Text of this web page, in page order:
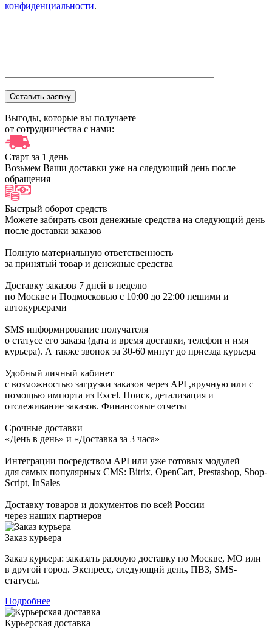
конфиденциальности.
Выгоды, которые вы получаете
от сотрудничества с нами:
Старт за 1 день
Возьмем Ваши доставки уже на следующий день после
обращения
Быстрый оборот средств
Можете забирать свои денежные средства на следующий день
после доставки заказов
Полную материальную ответственность
за принятый товар и денежные средства
Доставку заказов 7 дней в неделю
по Москве и Подмосковью с 10:00 до 22:00 пешими и
автокурьерами
SMS информирование получателя
о статусе его заказа (дата и время доставки, телефон и имя
курьера). А также звонок за 30-60 минут до приезда курьера
Удобный личный кабинет
с возможностью загрузки заказов через API ,вручную или с
помощью импорта из Excel. Поиск, детализация и
отслеживание заказов. Финансовые отчеты
Срочные доставки
«День в день» и «Доставка за 3 часа»
Интеграции посредством API или уже готовых модулей
для самых популярных CMS: Bitrix, OpenCart, Prestashop, Shop-
Script, InSales
Доставку товаров и документов по всей России
через наших партнеров
Заказ курьера
Заказ курьера: заказать разовую доставку по Москве, МО или
в другой город. Экспресс, следующий день, ПВЗ, SMS-
статусы.
Подробнее
Курьерская доставка